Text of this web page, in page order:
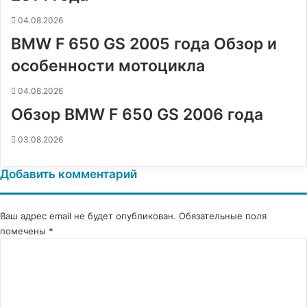
04.08.2026
BMW F 650 GS 2005 года Обзор и
особенности мотоцикла
04.08.2026
Обзор BMW F 650 GS 2006 года
03.08.2026
Добавить комментарий
Ваш адрес email не будет опубликован. Обязательные поля
помечены *